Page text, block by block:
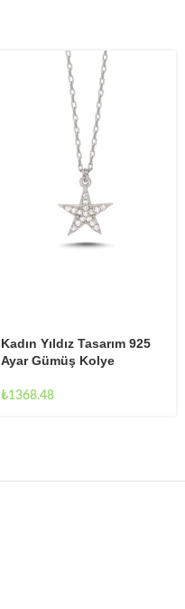
Kadın Yıldız Tasarım 925
Ayar Gümüş Kolye
₺1368.48